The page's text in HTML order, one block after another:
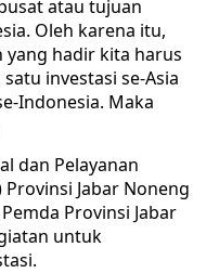
atau tujuan
Oleh karena itu,
yang hadir kita harus
investasi se-Asia
Indonesia. Maka
dan Pelayanan
Provinsi Jabar Noneng
Provinsi Jabar
untuk